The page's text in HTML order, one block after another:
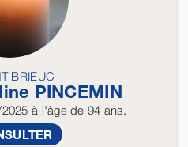
BRIEUC
PINCEMIN
à l'âge de 94 ans.